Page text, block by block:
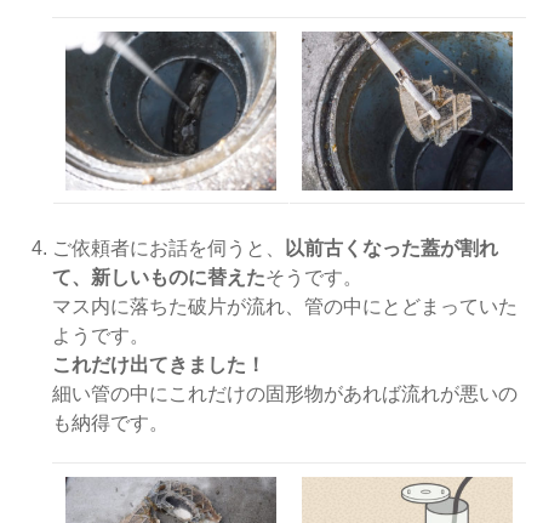
ご依頼者にお話を伺うと、
以前古くなった蓋が割れ
て、新しいものに替えたそうです。
マス内に落ちた破片が流れ、管の中にとどまっていた
ようです。
これだけ出てきました！
細い管の中にこれだけの固形物があれば流れが悪いの
も納得です。